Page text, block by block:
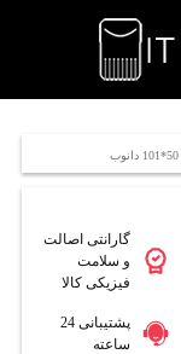
گارانتی اصالت
و سلامت
فیزیکی کالا
پشتیبانی 24
ساعته